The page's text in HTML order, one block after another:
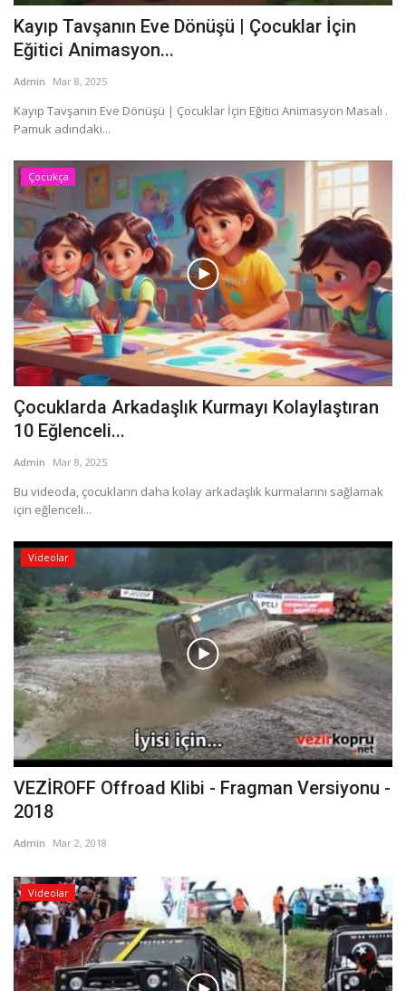
Kayıp Tavşanın Eve Dönüşü | Çocuklar İçin
Eğitici Animasyon...
Admin Mar 8, 2025
Kayıp Tavşanın Eve Dönüşü | Çocuklar İçin Eğitici Animasyon Masalı .
Pamuk adındaki...
Çocukça
Çocuklarda Arkadaşlık Kurmayı Kolaylaştıran
10 Eğlenceli...
Admin Mar 8, 2025
Bu videoda, çocukların daha kolay arkadaşlık kurmalarını sağlamak
için eğlenceli...
Videolar
VEZİROFF Offroad Klibi - Fragman Versiyonu -
2018
Admin Mar 2, 2018
Videolar